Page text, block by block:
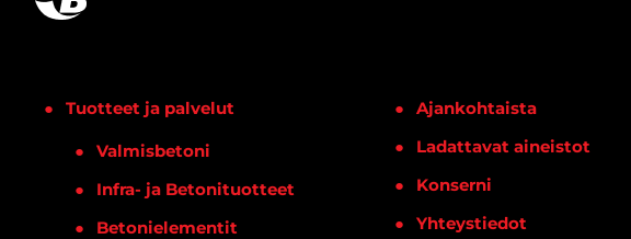
Tuotteet ja palvelut
Valmisbetoni
Infra- ja Betonituotteet
Betonielementit
Ajankohtaista
Ladattavat aineistot
Konserni
Yhteystiedot